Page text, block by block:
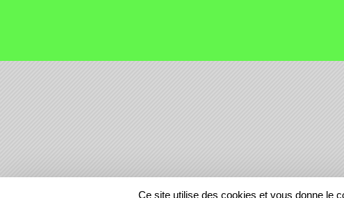
REGIONS
Ce site utilise des cookies et vous donne le